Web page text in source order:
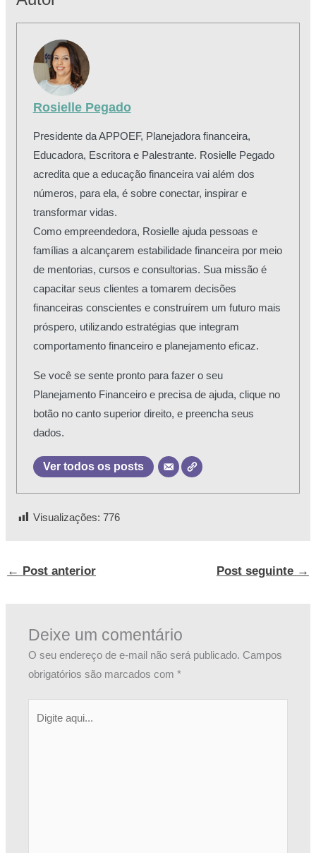
Rosielle Pegado
Presidente da APPOEF, Planejadora financeira,
Educadora, Escritora e Palestrante. Rosielle Pegado
acredita que a educação financeira vai além dos
números, para ela, é sobre conectar, inspirar e
transformar vidas.
Como empreendedora, Rosielle ajuda pessoas e
famílias a alcançarem estabilidade financeira por meio
de mentorias, cursos e consultorias. Sua missão é
capacitar seus clientes a tomarem decisões
financeiras conscientes e construírem um futuro mais
próspero, utilizando estratégias que integram
comportamento financeiro e planejamento eficaz.
Se você se sente pronto para fazer o seu
Planejamento Financeiro e precisa de ajuda, clique no
botão no canto superior direito, e preencha seus
dados.
Ver todos os posts
Visualizações: 776
← Post anterior Post seguinte →
Deixe um comentário
O seu endereço de e-mail não será publicado. Campos
obrigatórios são marcados com*
aqui...